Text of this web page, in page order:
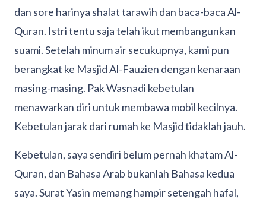
dan sore harinya shalat tarawih dan baca-baca Al-
Quran. Istri tentu saja telah ikut membangunkan
suami. Setelah minum air secukupnya, kami pun
berangkat ke Masjid Al-Fauzien dengan kenaraan
masing-masing. Pak Wasnadi kebetulan
menawarkan diri untuk membawa mobil kecilnya.
Kebetulan jarak dari rumah ke Masjid tidaklah jauh.
Kebetulan, saya sendiri belum pernah khatam Al-
Quran, dan Bahasa Arab bukanlah Bahasa kedua
saya. Surat Yasin memang hampir setengah hafal,